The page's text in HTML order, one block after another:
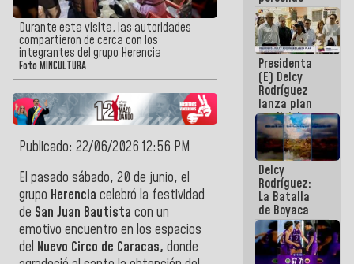
Durante esta visita, las autoridades
compartieron de cerca con los
integrantes del grupo Herencia
Foto MINCULTURA
Publicado: 22/06/2026 12:56 PM
El pasado sábado, 20 de junio, el
grupo Herencia celebró la festividad
de San Juan Bautista con un
emotivo encuentro en los espacios
del Nuevo Circo de Caracas, donde
beneficiadas
con planes
para
atención de
emergencia
sísmica en
la última
semana
Presidenta
(E) Delcy
Rodríguez
lanza plan
crediticio
con subsidio
a Juntas de
Condominio
Delcy
Rodríguez:
La Batalla
de Boyaca
representa
un capítulo
decisivo en